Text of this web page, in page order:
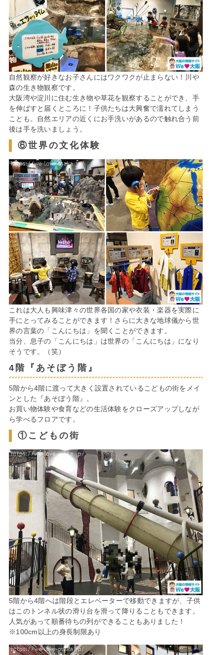
自然観察が好きなお子さんにはワクワクが止まらない！川や
森の生き物観察です。
大阪湾や淀川に住む生き物や草花を観察することができ、手
を伸ばすと届くところに！子供たちは大興奮で濡れてしまう
ことも。自然エリアの近くにお手洗いがあるので触れ合う前
後は手を洗いましょう。
⑥世界の文化体験
これは大人も興味津々の世界各国の家や衣装・楽器を実際に
手にとってみることができます！さらに大きな地球儀から世
界の言葉の「こんにちは」を聞くことができます。
当分、息子の「こんにちは」は世界の「こんにちは」になり
そうです。（笑）
4階『あそぼう階』
5階から4階に渡って大きく設置されているこどもの街をメイ
ンとした『あそぼう階』。
お買い物体験や食育などの生活体験をクローズアップしなが
ら学べるフロアです。
①こどもの街
5階から4階へは階段とエレベーターで移動できますが、子供
はこのトンネル状の滑り台を滑って降りることもできます。
人気があって順番待ちの列ができることもありました！
※100cm以上の身長制限あり